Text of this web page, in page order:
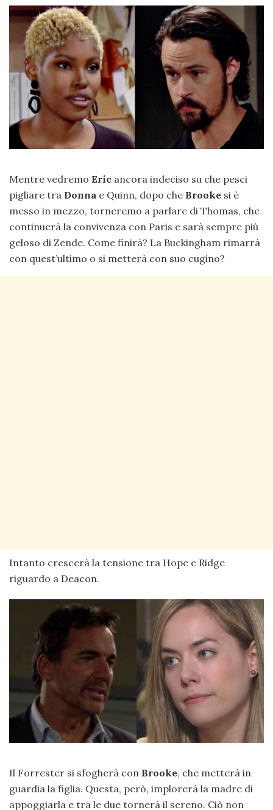
Mentre vedremo Eric ancora indeciso su che pesci
pigliare tra Donna e Quinn, dopo che Brooke si è
messo in mezzo, torneremo a parlare di Thomas, che
continuerà la convivenza con Paris e sarà sempre più
geloso di Zende. Come finirà? La Buckingham rimarrà
con quest’ultimo o si metterà con suo cugino?
Intanto crescerà la tensione tra Hope e Ridge
riguardo a Deacon.
Il Forrester si sfogherà con Brooke, che metterà in
guardia la figlia. Questa, però, implorerà la madre di
appoggiarla e tra le due tornerà il sereno. Ciò non